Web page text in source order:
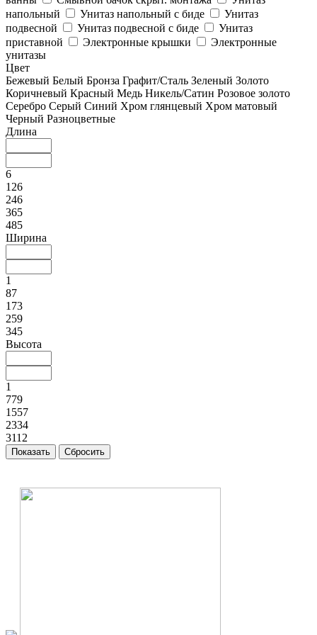
напольный
Унитаз напольный с биде
Унитаз
подвесной
Унитаз подвесной с биде
Унитаз
приставной
Электронные крышки
Электронные
унитазы
Цвет
Бежевый Белый Бронза Графит/Сталь Зеленый Золото
Коричневый Красный Медь Никель/Сатин Розовое золото
Серебро Серый Синий Хром глянцевый Хром матовый
Черный Разноцветные
Длина
6
126
246
365
485
Ширина
1
87
173
259
345
Высота
1
779
1557
2334
3112